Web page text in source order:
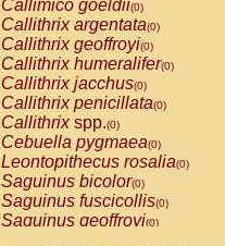
Callimico goeldii(0)
Callithrix argentata(0)
Callithrix geoffroyi(0)
Callithrix humeralifer(0)
Callithrix jacchus(0)
Callithrix penicillata(0)
Callithrixspp.(0)
Cebuella pygmaea(0)
Leontopithecus rosalia(0)
Saguinus bicolor(0)
Saguinus fuscicollis(0)
Saguinus geoffroyi(0)